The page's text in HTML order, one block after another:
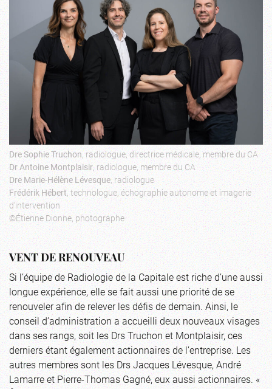
Dre Sophie Truchon, radiologue, directrice médicale, membre du CA
Dr Antoine Montplaisir, radiologue, membre du CA
Dre Marie-Hélène Lévesque, radiologue
Frédérik Hébert, technologue, échographie autonome et imagerie
d’intervention
©Étienne Dionne, photographe
VENT DE RENOUVEAU
Si l’équipe de Radiologie de la Capitale est riche d’une aussi
longue expérience, elle se fait aussi une priorité de se
renouveler afin de relever les défis de demain. Ainsi, le
conseil d’administration a accueilli deux nouveaux visages
dans ses rangs, soit les Drs Truchon et Montplaisir, ces
derniers étant également actionnaires de l’entreprise. Les
autres membres sont les Drs Jacques Lévesque, André
Lamarre et Pierre-Thomas Gagné, eux aussi actionnaires. «